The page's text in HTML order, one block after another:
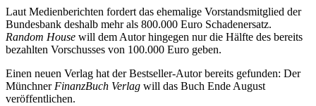
Laut Medienberichten fordert das ehemalige Vorstandsmitglied der
Bundesbank deshalb mehr als 800.000 Euro Schadenersatz.
Random House will dem Autor hingegen nur die Hälfte des bereits
bezahlten Vorschusses von 100.000 Euro geben.
Einen neuen Verlag hat der Bestseller-Autor bereits gefunden: Der
Münchner FinanzBuch Verlag will das Buch Ende August
veröffentlichen.